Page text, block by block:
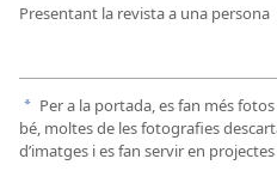
Presentant la revista a una persona
a Per a la portada, es fan més
bé, moltes de les fotografies
d’imatges i es fan servir en